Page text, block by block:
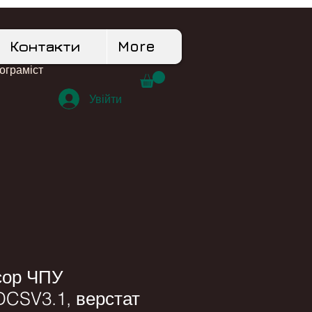
Контакти More
Увійти
ЧПУ
верстат